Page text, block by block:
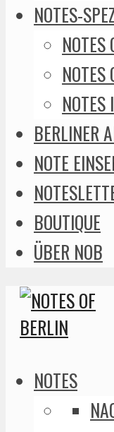
NOTES-
NOTES
NOTES
NOTES
BERLINER
NOTE
BOUTIQUE
ÜBER NOB
NOTES